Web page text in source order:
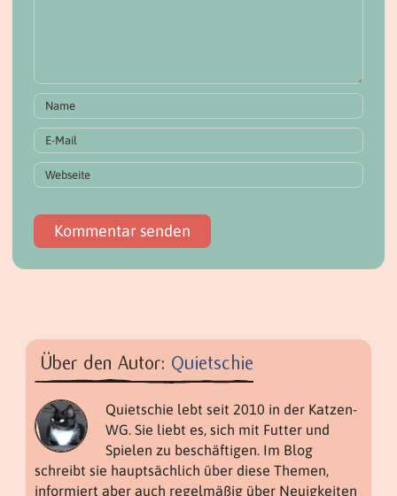
Über den Autor: Quietschie
Quietschie lebt seit 2010 in der Katzen-
WG. Sie liebt es, sich mit Futter und
Spielen zu beschäftigen. Im Blog
schreibt sie hauptsächlich über diese Themen,
informiert aber auch regelmäßig über Neuigkeiten